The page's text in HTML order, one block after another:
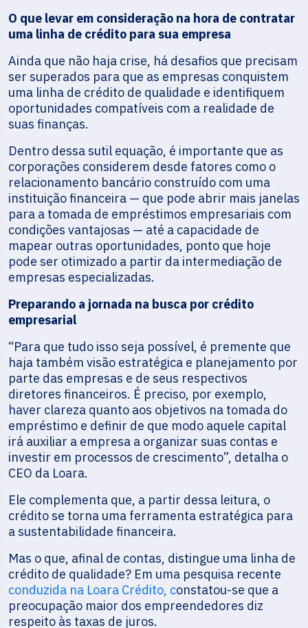
O que levar em consideração na hora de contratar
uma linha de crédito para sua empresa
Ainda que não haja crise, há desafios que precisam
ser superados para que as empresas conquistem
uma linha de crédito de qualidade e identifiquem
oportunidades compatíveis com a realidade de
suas finanças.
Dentro dessa sutil equação, é importante que as
corporações considerem desde fatores como o
relacionamento bancário construído com uma
instituição financeira — que pode abrir mais janelas
para a tomada de empréstimos empresariais com
condições vantajosas — até a capacidade de
mapear outras oportunidades, ponto que hoje
pode ser otimizado a partir da intermediação de
empresas especializadas.
Preparando a jornada na busca por crédito
empresarial
“Para que tudo isso seja possível, é premente que
haja também visão estratégica e planejamento por
parte das empresas e de seus respectivos
diretores financeiros. É preciso, por exemplo,
haver clareza quanto aos objetivos na tomada do
empréstimo e definir de que modo aquele capital
irá auxiliar a empresa a organizar suas contas e
investir em processos de crescimento”, detalha o
CEO da Loara.
Ele complementa que, a partir dessa leitura, o
crédito se torna uma ferramenta estratégica para
a sustentabilidade financeira.
Mas o que, afinal de contas, distingue uma linha de
crédito de qualidade? Em uma pesquisa recente
conduzida na Loara Crédito, constatou-se que a
preocupação maior dos empreendedores diz
respeito às taxas de juros.